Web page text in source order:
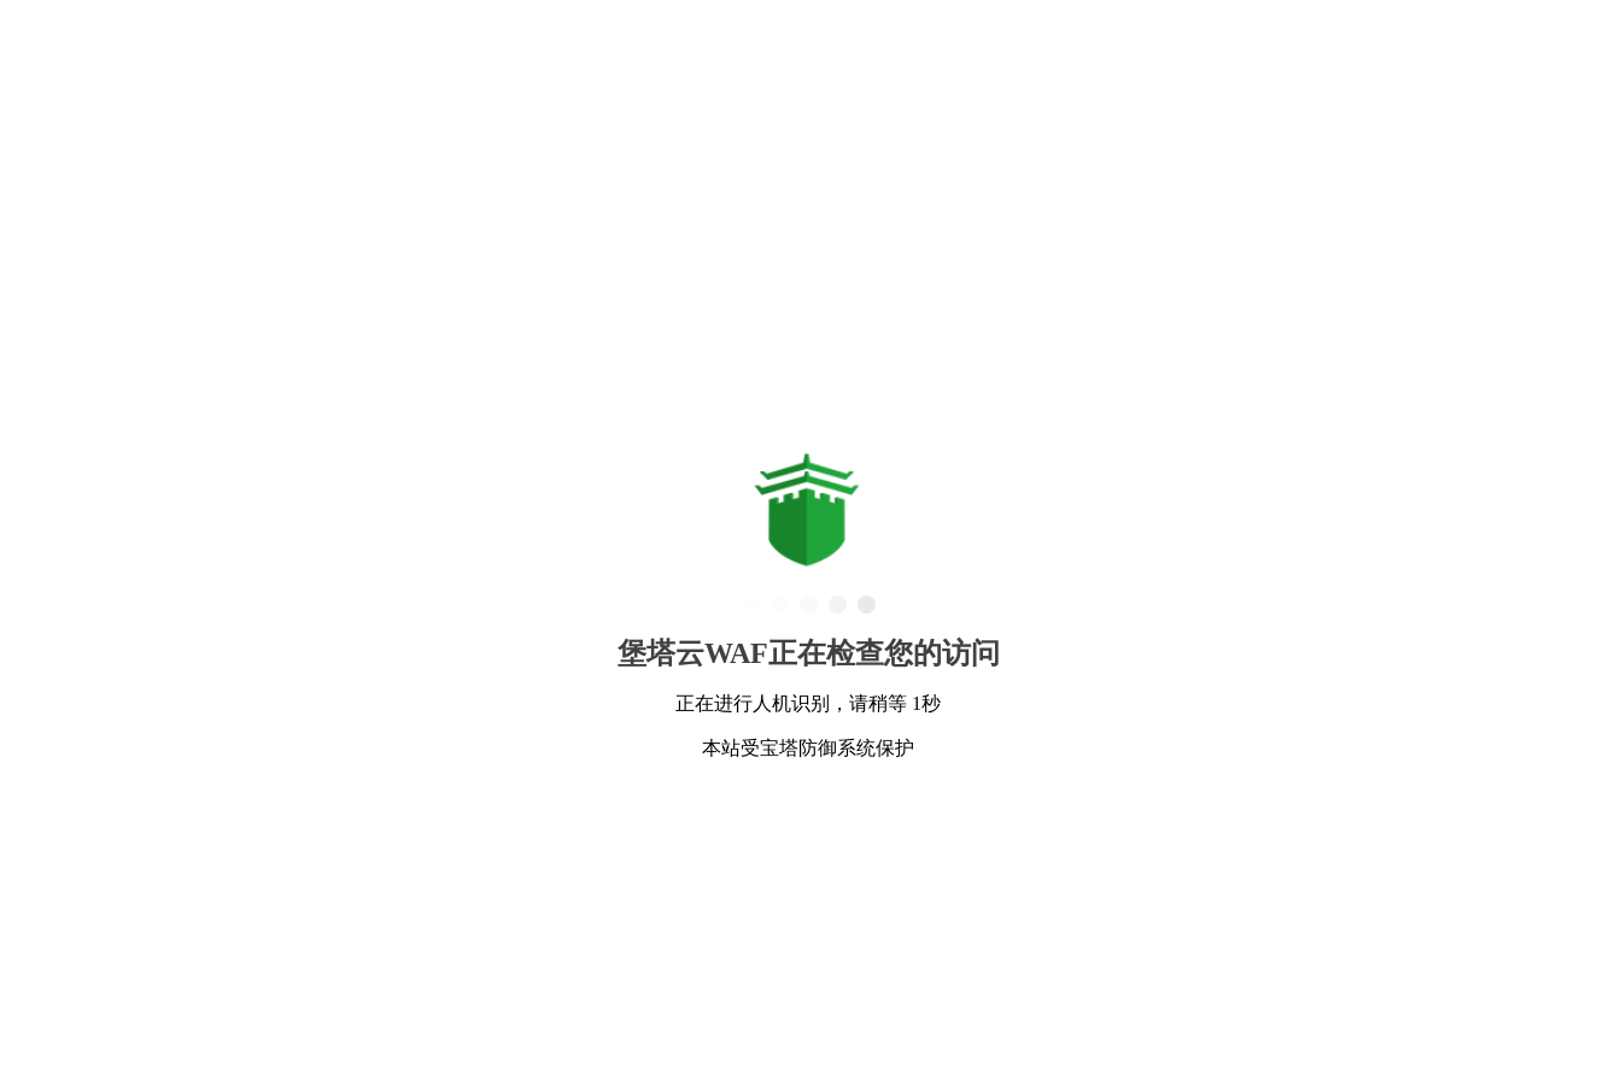
堡塔云WAF正在检查您的访问
正在进行人机识别，请稍等 1秒
本站受宝塔防御系统保护